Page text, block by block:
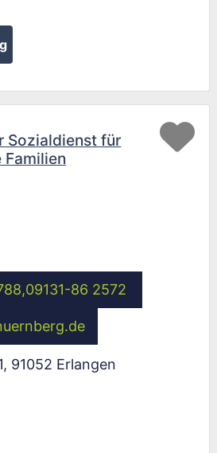
Sozialdienst für
86 2572
, 91052 Erlangen